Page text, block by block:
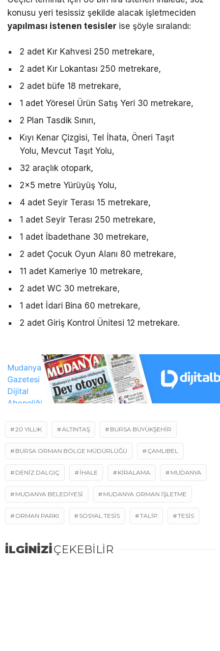
konusu yeri tesissiz şekilde alacak işletmeciden
yapılması istenen tesisler ise şöyle sıralandı:
2 adet Kır Kahvesi 250 metrekare,
2 adet Kır Lokantası 250 metrekare,
2 adet büfe 18 metrekare,
1 adet Yöresel Ürün Satış Yeri 30 metrekare,
2 Plan Tasdik Sınırı,
Kıyı Kenar Çizgisi, Tel İhata, Öneri Taşıt
Yolu, Mevcut Taşıt Yolu,
32 araçlık otopark,
2×5 metre Yürüyüş Yolu,
4 adet Seyir Terası 15 metrekare,
1 adet Seyir Terası 250 metrekare,
1 adet İbadethane 30 metrekare,
2 adet Çocuk Oyun Alanı 80 metrekare,
11 adet Kameriye 10 metrekare,
2 adet WC 30 metrekare,
1 adet İdari Bina 60 metrekare,
2 adet Giriş Kontrol Ünitesi 12 metrekare.
20 YILLIK ALTINTAŞ BURSA BÜYÜKŞEHIR
BURSA ORMAN BÖLGE MÜDÜRLÜĞÜ ÇAMLIBEL
DENIZ DALGIÇ IHALE KIRALAMA MUDANYA
MUDANYA BELEDIYESI MUDANYA ORMAN İŞLETME
ORMAN PARKI SOSYAL TESIS TALIP TESIS
İLGİNİZİÇEKEBİLİR